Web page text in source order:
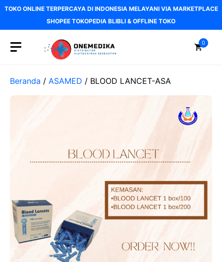
Langsung
isi
TOKO ONLINE TERPERCAYA DI INDONESIA MELAYANI VIA MARKETPLACE
SHOPEE TOKOPEDIA BLIBLI & OFFLINE TOKO
0
Beranda / ASAMED / BLOOD LANCET-ASA